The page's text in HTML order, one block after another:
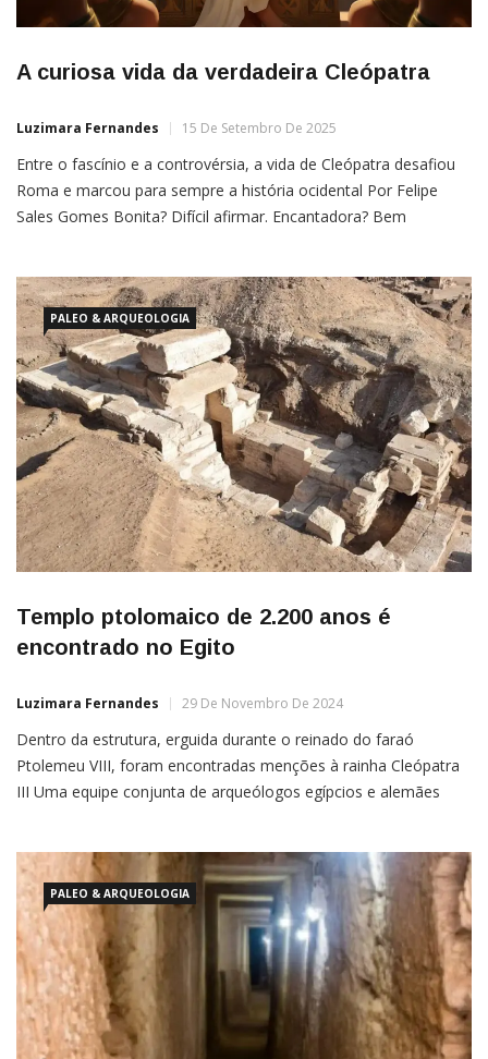
A curiosa vida da verdadeira Cleópatra
Luzimara Fernandes 15 De Setembro De 2025
Entre o fascínio e a controvérsia, a vida de Cleópatra desafiou
Roma e marcou para sempre a história ocidental Por Felipe
Sales Gomes Bonita? Difícil afirmar. Encantadora? Bem
Certamente. Poucas figuras históricas despertaram tanta
paixão, […]
PALEO & ARQUEOLOGIA
Templo ptolomaico de 2.200 anos é
encontrado no Egito
Luzimara Fernandes 29 De Novembro De 2024
Dentro da estrutura, erguida durante o reinado do faraó
Ptolemeu VIII, foram encontradas menções à rainha Cleópatra
III Uma equipe conjunta de arqueólogos egípcios e alemães
acordo com os pesquisadores, a edificação foi erguida há […]
PALEO & ARQUEOLOGIA